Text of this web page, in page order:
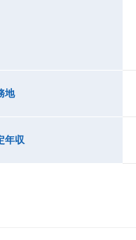
地
年収